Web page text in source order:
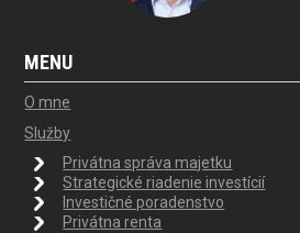
MENU
O mne
Služby
Privátna správa majetku
Strategické riadenie investícií
Investičné poradenstvo
Privátna renta